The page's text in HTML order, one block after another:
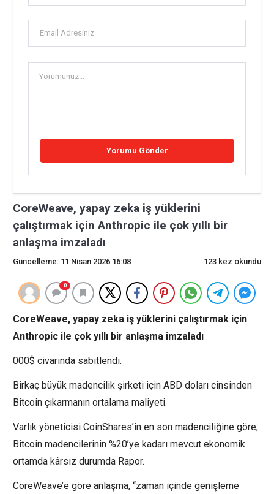
CoreWeave, yapay zeka iş yüklerini
çalıştırmak için Anthropic ile çok yıllı bir
anlaşma imzaladı
Güncelleme: 11 Nisan 2026 16:08 123 kez okundu
0
CoreWeave, yapay zeka iş yüklerini çalıştırmak için
Anthropic ile çok yıllı bir anlaşma imzaladı
000$ civarında sabitlendi.
Birkaç büyük madencilik şirketi için ABD doları cinsinden
Bitcoin çıkarmanın ortalama maliyeti.
Varlık yöneticisi CoinShares’in en son madenciliğine göre,
Bitcoin madencilerinin %20’ye kadarı mevcut ekonomik
ortamda kârsız durumda Rapor.
CoreWeave’e göre anlaşma, “zaman içinde genişleme